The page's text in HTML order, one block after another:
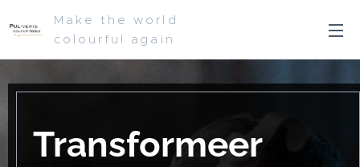
Make the world
colourful again
Transformeer